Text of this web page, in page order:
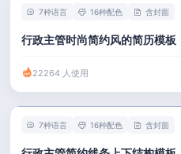
7种语言 16种配色 含封面
行政主管时尚简约风的简历模板
22264 人使用
7种语言 16种配色 含封面